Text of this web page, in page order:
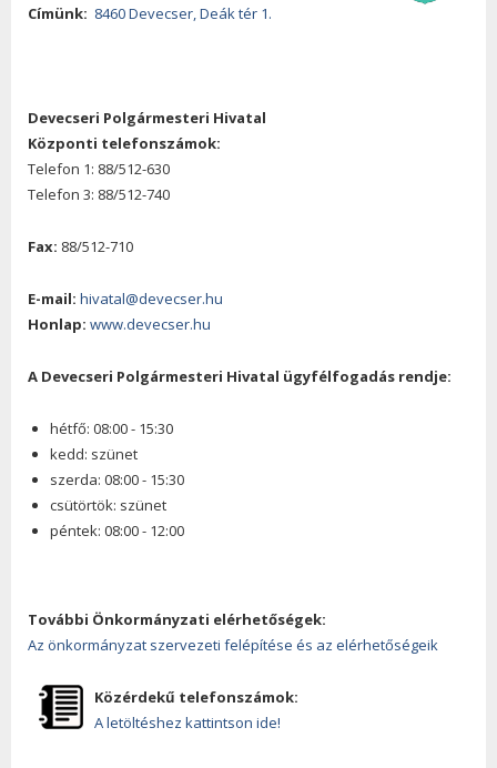
Címünk: 8460 Devecser, Deák tér 1.
Devecseri Polgármesteri Hivatal
Központi telefonszámok:
Telefon 1: 88/512-630
Telefon 3: 88/512-740
Fax: 88/512-710
E-mail: hivatal@devecser.hu
Honlap: www.devecser.hu
A Devecseri Polgármesteri Hivatal ügyfélfogadás rendje:
hétfő: 08:00 - 15:30
kedd: szünet
szerda: 08:00 - 15:30
csütörtök: szünet
péntek: 08:00 - 12:00
További Önkormányzati elérhetőségek:
Az önkormányzat szervezeti felépítése és az elérhetőségeik
Közérdekű telefonszámok:
A letöltéshez kattintson ide!